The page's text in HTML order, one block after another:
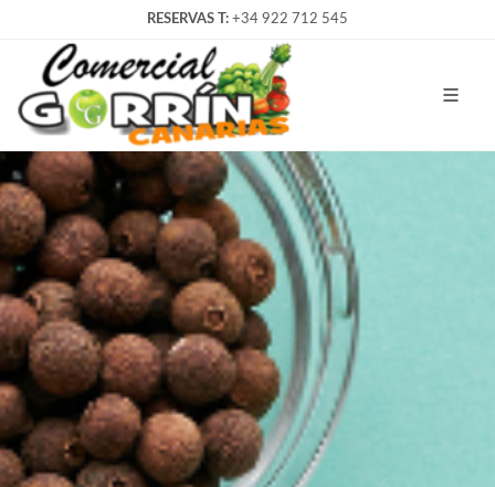
RESERVAS T: +34 922 712 545